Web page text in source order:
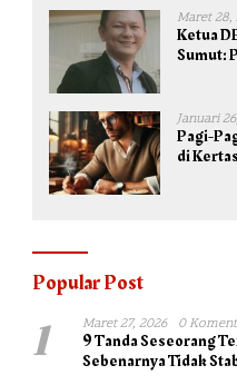
Maret 28,
Ketua
Sumut:
Bangsa
Januari
Pagi-
di Kertas
Popular Post
1 Maret 27, 2026 0
9 Tanda Seseorang
Sebenarnya Tidak